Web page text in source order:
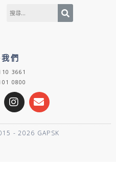
們
3661
0800
I
n
s
t
a
E
n
v
e
l
- 2026 GAPSK